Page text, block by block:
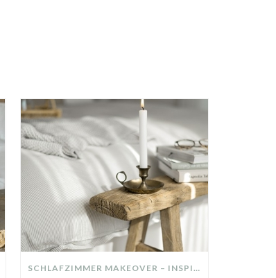
SCHLAFZIMMER MAKEOVER – INSPIRATION FÜR DEIN SCHLAFZIMMER: AUS ALT MACH NEU – HELL, GEMÜTLICH UND EINLADEND